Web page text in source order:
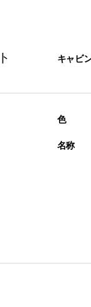
キャビ
色
名称